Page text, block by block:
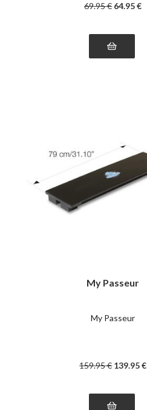
69.95€ 64.95€
My Passeur
My Passeur
159.95€ 139.95€